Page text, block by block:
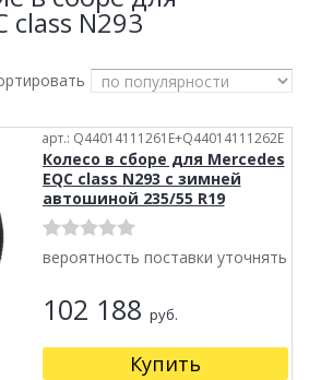
class N293
арт.: Q44014111261E+Q44014111262E
Колесо в сборе для Mercedes
EQC class N293 с зимней
автошиной 235/55 R19
вероятность поставки уточнять
102 188 руб.
Купить